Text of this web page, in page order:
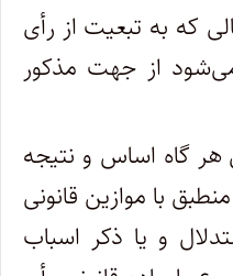
که به تبعیت از رأی
از جهت مذکور
گاه اساس و نتیجه
با موازین قانونی
و یا ذکر‌ اسباب